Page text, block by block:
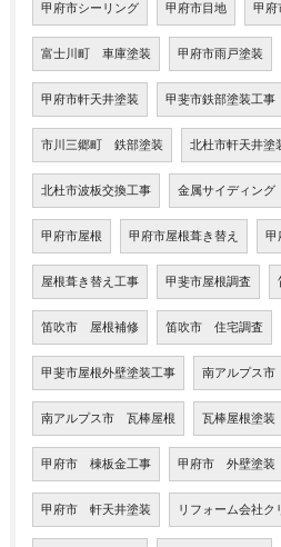
甲府市シーリング 甲府市目地 甲府
富士川町 車庫塗装 甲府市雨戸塗装
甲府市軒天井塗装 甲斐市鉄部塗装工事
市川三郷町 鉄部塗装 北杜市軒天井塗
北杜市波板交換工事 金属サイディング
甲府市屋根 甲府市屋根葺き替え 甲
屋根葺き替え工事 甲斐市屋根調査
笛吹市 屋根補修 笛吹市 住宅調査
甲斐市屋根外壁塗装工事 南アルプス
南アルプス市 瓦棒屋根 瓦棒屋根塗装
甲府市 棟板金工事 甲府市 外壁塗装
甲府市 軒天井塗装 リフォーム会社ク